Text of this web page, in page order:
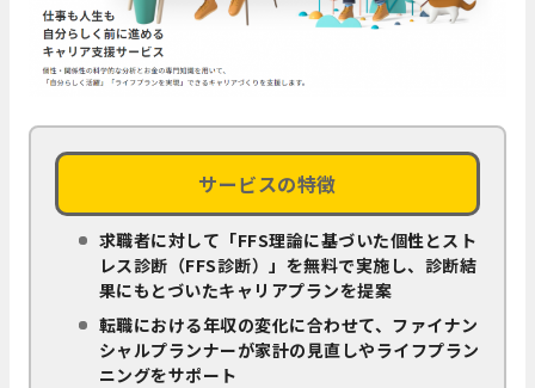
サービスの特徴
求職者に対して「FFS理論に基づいた個性とスト
レス診断（FFS診断）」を無料で実施し、診断結
果にもとづいたキャリアプランを提案
転職における年収の変化に合わせて、ファイナン
シャルプランナーが家計の見直しやライフプラン
ニングをサポート